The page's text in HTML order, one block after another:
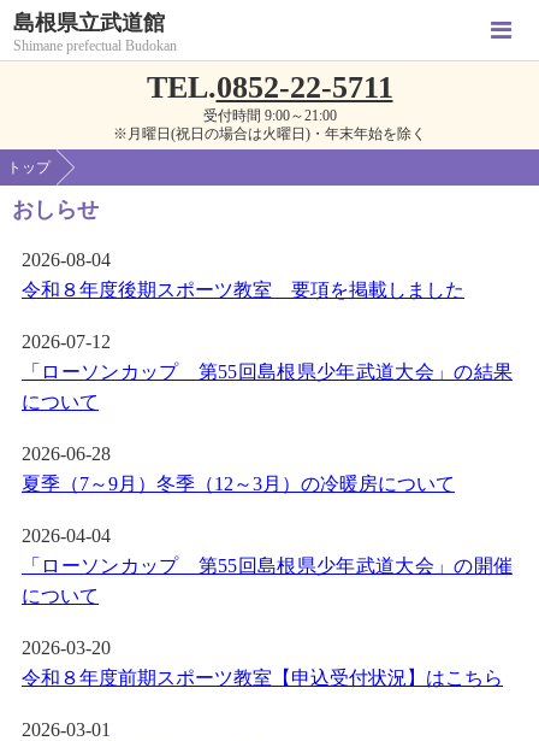
島根県立武道館
Shimane prefectual Budokan
TEL.0852-22-5711
受付時間 9:00～21:00
※月曜日(祝日の場合は火曜日)・年末年始を除く
トップ
おしらせ
2026-08-04
令和８年度後期スポーツ教室 要項を掲載しました
2026-07-12
「ローソンカップ 第55回島根県少年武道大会」の結果
について
2026-06-28
夏季（7～9月）冬季（12～3月）の冷暖房について
2026-04-04
「ローソンカップ 第55回島根県少年武道大会」の開催
について
2026-03-20
令和８年度前期スポーツ教室【申込受付状況】はこちら
2026-03-01